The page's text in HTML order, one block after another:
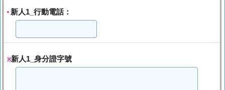
* 新人1_行動電話：
※新人1_身分證字號